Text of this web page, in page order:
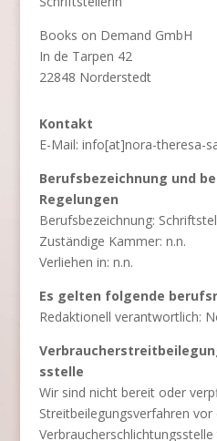
Books on Demand GmbH
In de Tarpen 42
22848 Norderstedt
Kontakt
E-Mail: info[at]nora-theresa-
Berufsbezeichnung und
Regelungen
Berufsbezeichnung:
Zuständige Kammer: n.n.
Verliehen in: n.n.
Es gelten folgende
Redaktionell verantwortlich:
sstelle
Wir sind nicht bereit oder
Streitbeilegungsverfahren vor